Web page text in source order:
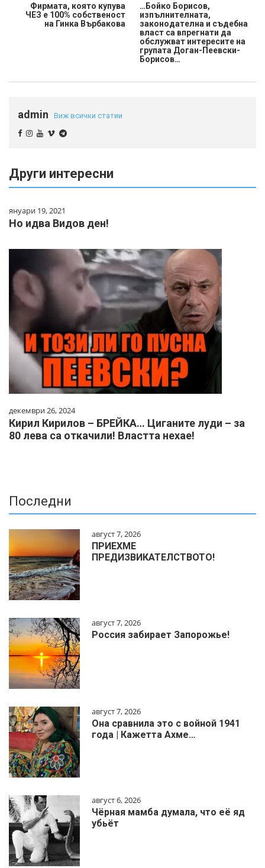
Фирмата, която купува
ЧЕЗ е 100% собственост
на Гинка Върбакова
…Бойко Борисов,
изпълнителната,
законодателна и съдебна
власт са впрегнати да
обслужват интересите на
групата Доган-Пеевски-
Борисов…
admin Виж всички статии
Други интересни
януари 19, 2021
Но идва Видов ден!
декември 26, 2024
Кирил Кирилов – БРЕЙКА… Циганите луди – за
80 лева са откачили! Властта нехае!
Последни
август 7, 2026
ПРИЕХМЕ
ПРЕДИЗВИКАТЕЛСТВОТО!
август 7, 2026
Россия забирает Запорожье!
август 7, 2026
Она сравнила это с войной 1941
года | Кажетта Ахме…
август 6, 2026
Чёрная мамба думала, что её яд
убьёт